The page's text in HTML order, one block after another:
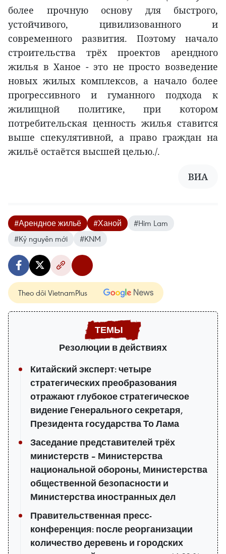
более прочную основу для быстрого,
устойчивого, цивилизованного и
современного развития. Поэтому начало
строительства трёх проектов арендного
жилья в Ханое - это не просто возведение
новых жилых комплексов, а начало более
прогрессивного и гуманного подхода к
жилищной политике, при котором
потребительская ценность жилья ставится
выше спекулятивной, а право граждан на
жильё остаётся высшей целью./.
ВИА
#Арендное жильё #Ханой
#Him Lam
#Kỷ nguyên mới
#KNM
Theo dõi VietnamPlus
Резолюции в действиях
Китайский эксперт: четыре
стратегических преобразования
отражают глубокое стратегическое
видение Генерального секретаря,
Президента государства То Лама
Заседание представителей трёх
министерств – Министерства
национальной обороны, Министерства
общественной безопасности и
Министерства иностранных дел
Правительственная пресс-
конференция: после реорганизации
количество деревень и городских